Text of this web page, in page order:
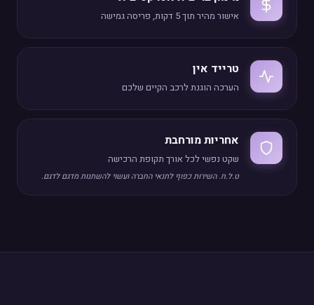
אישור מהיר תוך 5 דקות, פריסה גמישה
טרייד אין
הערכה הוגנת לרכב הקיים שלכם
אחריות מורחבת
שקט נפשי לכל אורך תקופת הרכישה
ט.ל.ח. השירות כפוף לתנאי החברה ועשוי להשתנות מדגם לדגם.